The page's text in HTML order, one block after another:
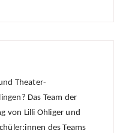
Theater-
Das Team der
von Lilli Ohliger und
des Teams